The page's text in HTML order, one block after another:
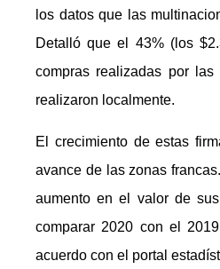
los datos que las
Detalló que el 43% (los
compras realizadas por
realizaron localmente.
El crecimiento de estas
avance de las zonas
aumento en el valor de
comparar 2020 con el
acuerdo con el portal